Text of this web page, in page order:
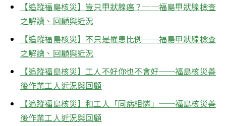
【追蹤福島核災】豈只甲狀腺癌？──福島甲狀腺檢查
之解讀、回顧與近況
【追蹤福島核災】不只是罹患比例──福島甲狀腺檢查
之解讀、回顧與近況
【追蹤福島核災】工人不好你也不會好──福島核災善
後作業工人近況與回顧
【追蹤福島核災】和工人「同病相憐」──福島核災善
後作業工人近況與回顧